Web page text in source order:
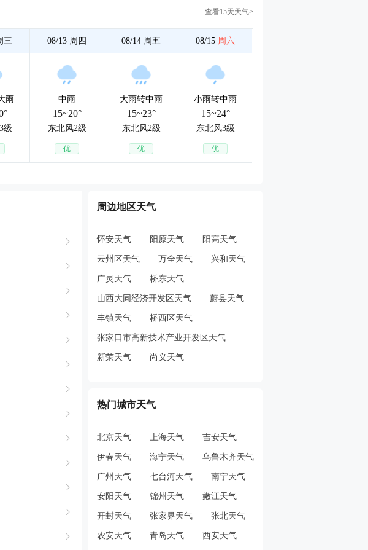
查看15天天气>
三
雨
级
08/13 周四
中雨
15~20°
东北风2级
优
08/14 周五
大雨转中雨
15~23°
东北风2级
优
08/15 周六
小雨转中雨
15~24°
东北风3级
优
周边地区天气
怀安天气 阳原天气 阳高天气
云州区天气 万全天气 兴和天气
广灵天气 桥东天气
山西大同经济开发区天气 蔚县天气
丰镇天气 桥西区天气
张家口市高新技术产业开发区天气
新荣天气 尚义天气
热门城市天气
北京天气 上海天气 吉安天气
伊春天气 海宁天气 乌鲁木齐天气
广州天气 七台河天气 南宁天气
安阳天气 锦州天气 嫩江天气
开封天气 张家界天气 张北天气
农安天气 青岛天气 西安天气